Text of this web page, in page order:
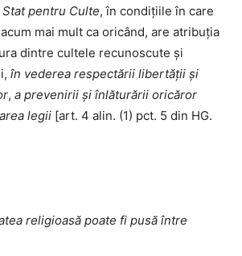
pentru Culte, în condițiile în care
mai mult ca oricând, are atribuția
dintre cultele recunoscute şi
în vederea respectării libertăţii şi
, a prevenirii şi înlăturării oricăror
legii [art. 4 alin. (1) pct. 5 din HG.
religioasă poate fi pusă între